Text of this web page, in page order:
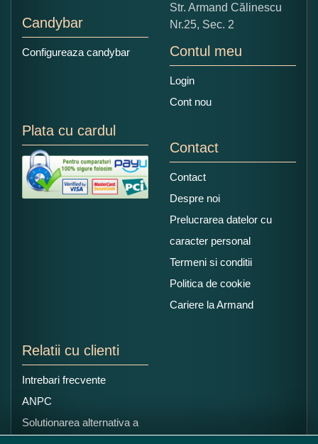
Candybar
Configureaza candybar
Str. Armand Călinescu
Nr.25, Sec. 2
Contul meu
Login
Cont nou
Plata cu cardul
Contact
Contact
Despre noi
Prelucrarea datelor cu
caracter personal
Termeni si conditii
Politica de cookie
Cariere la Armand
Relatii cu clienti
Intrebari frecvente
ANPC
Solutionarea alternativa a